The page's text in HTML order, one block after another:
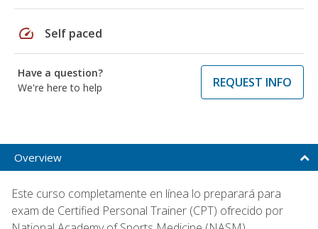
speed Self paced
Have a question?
We're here to help
REQUEST INFO
Overview
Este curso completamente en línea lo preparará para
exam de Certified Personal Trainer (CPT) ofrecido por